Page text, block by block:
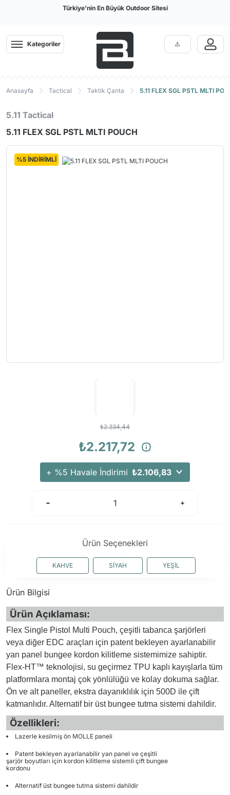
Türkiye'nin En Büyük Outdoor Sitesi
Kategoriler
Anasayfa Tactical Taktik Çanta 5.11 FLEX SGL PSTL MLTI
5.11 Tactical
5.11 FLEX SGL PSTL MLTI POUCH
%5 İNDİRİMLİ
₺2.334,44
₺2.217,72
+ %5 Havale İndirimi ₺2.106,83
Ürün Seçenekleri
KAHVE SİYAH YEŞİL
Ürün Bilgisi
Ürün Açıklaması:
Flex Single Pistol Multi Pouch, çeşitli tabanca şarjörleri
veya diğer EDC araçları için patent bekleyen ayarlanabilir
yan panel bungee kordon kilitleme sistemimize sahiptir.
Flex-HT™ teknolojisi, su geçirmez TPU kaplı kayışlarla tüm
platformlara montaj çok yönlülüğü ve kolay dokuma sağlar.
Ön ve alt paneller, ekstra dayanıklılık için 500D ile çift
katmanlıdır. Alternatif bir üst bungee tutma sistemi dahildir.
Özellikleri:
Lazerle kesilmiş ön MOLLE paneli
Patent bekleyen ayarlanabilir yan panel ve çeşitli
şarjör boyutları için kordon kilitleme sistemli çift bungee
kordonu
Alternatif üst bungee tutma sistemi dahildir